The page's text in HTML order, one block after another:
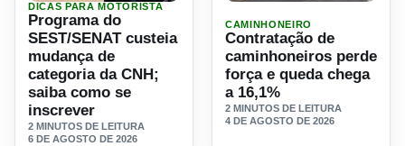
Ler materia: Programa do SEST/SENAT custeia
DICAS PARA MOTORISTA
Programa do
SEST/SENAT custeia
mudança de
categoria da CNH;
saiba como se
inscrever
2 MINUTOS DE LEITURA
6 DE AGOSTO DE 2026
CAMINHONEIRO
Contratação de
caminhoneiros perde
força e queda chega
a 16,1%
2 MINUTOS DE LEITURA
4 DE AGOSTO DE 2026